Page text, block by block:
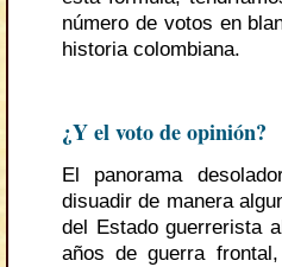
número de votos en
historia colombiana.
¿Y el voto de opinión?
El panorama
disuadir de manera
del Estado guerrerista
años de guerra